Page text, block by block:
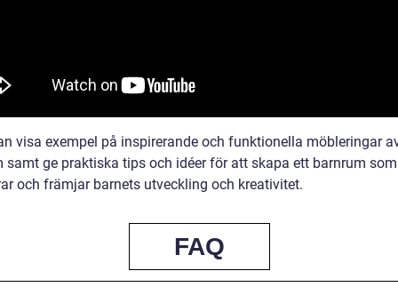
visa exempel på inspirerande och funktionella möbleringar
samt ge praktiska tips och idéer för att skapa ett barnrum
och främjar barnets utveckling och kreativitet.
FAQ